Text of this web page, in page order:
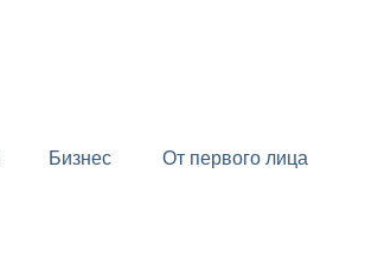
Бизнес От первого лица